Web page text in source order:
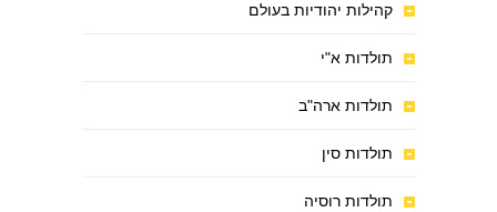
קהילות יהודיות בעולם
תולדות א"י
תולדות ארה"ב
תולדות סין
תולדות רוסיה